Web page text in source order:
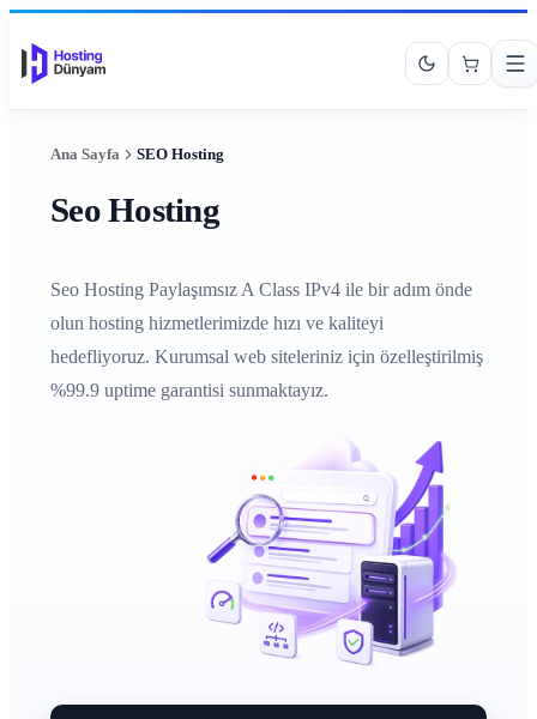
Ana Sayfa SEO Hosting
Seo Hosting
Seo Hosting Paylaşımsız A Class IPv4 ile bir adım önde
olun hosting hizmetlerimizde hızı ve kaliteyi
hedefliyoruz. Kurumsal web siteleriniz için özelleştirilmiş
%99.9 uptime garantisi sunmaktayız.